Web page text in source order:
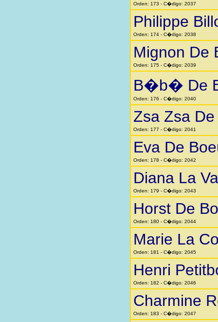
Orden: 173 - C�digo: 2037
Philippe
Orden: 174 - C�digo: 2038
Mignon De
Orden: 175 - C�digo: 2039
B�b� De
Orden: 176 - C�digo: 2040
Zsa Zsa
Orden: 177 - C�digo: 2041
Eva De
Orden: 178 - C�digo: 2042
Diana La
Orden: 179 - C�digo: 2043
Horst De
Orden: 180 - C�digo: 2044
Marie La
Orden: 181 - C�digo: 2045
Henri
Orden: 182 - C�digo: 2046
Charmine
Orden: 183 - C�digo: 2047